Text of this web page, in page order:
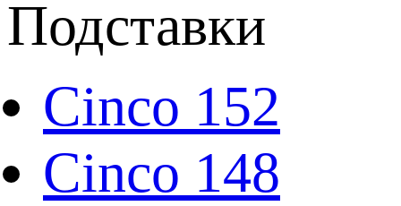
Подставки
Cinco 152
Cinco 148